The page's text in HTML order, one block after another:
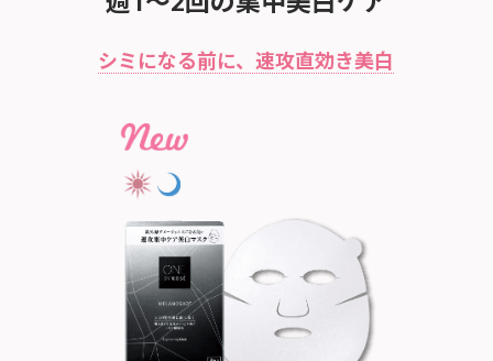
シミになる前に、速攻直効き美白